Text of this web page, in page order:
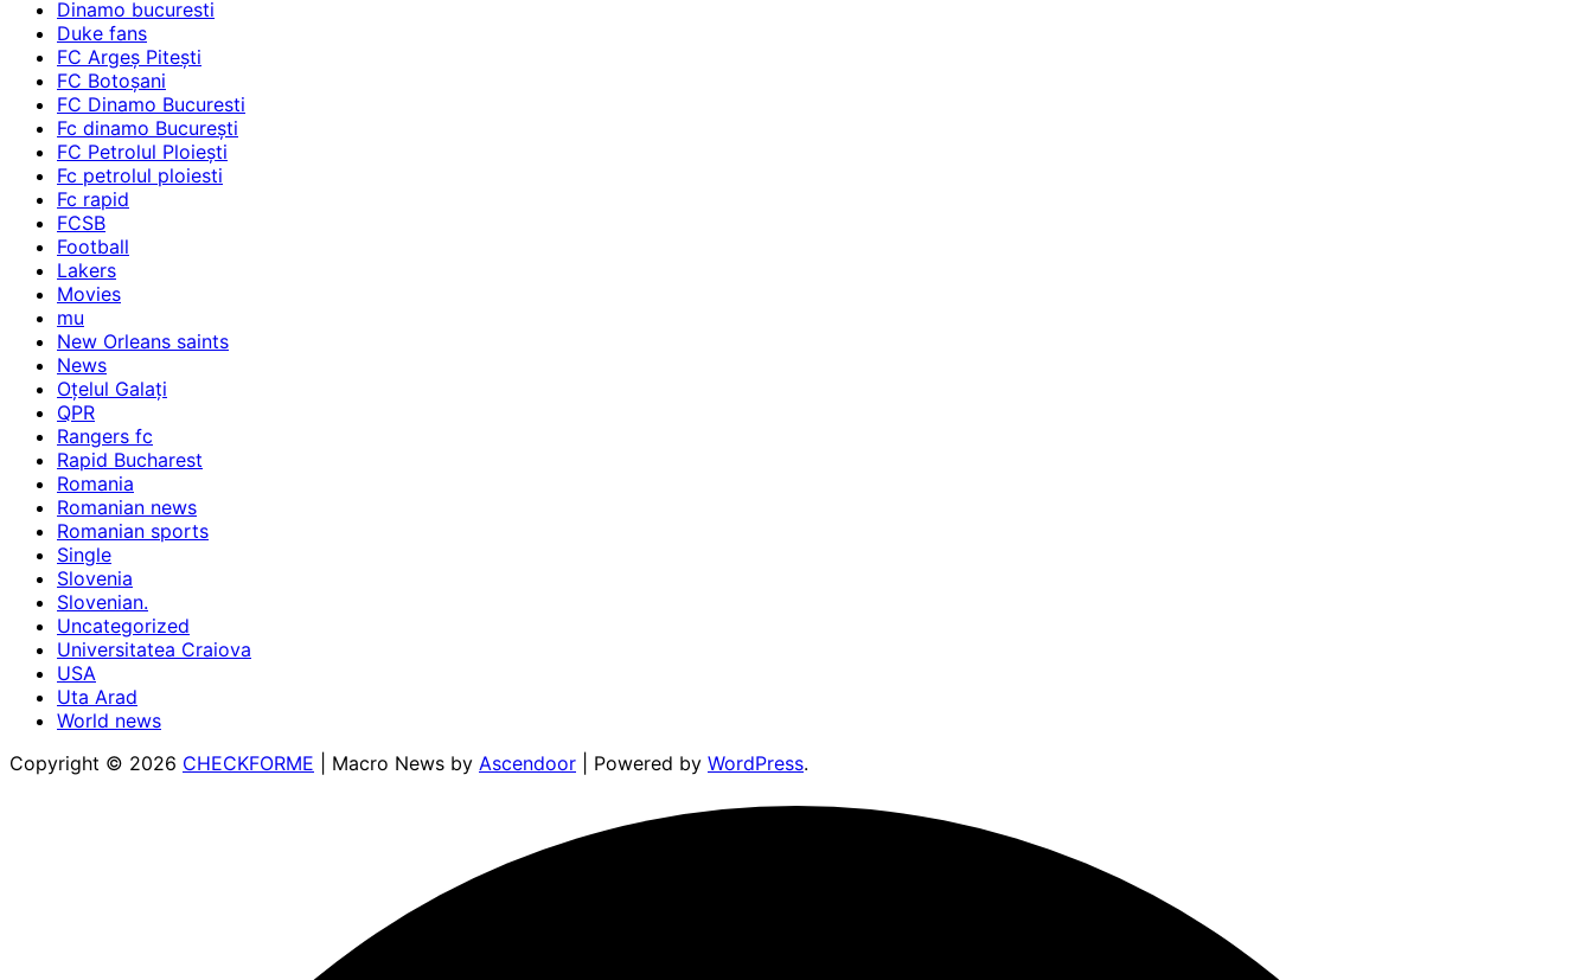
Dinamo bucuresti
Duke fans
FC Argeș Pitești
FC Botoșani
FC Dinamo Bucuresti
Fc dinamo București
FC Petrolul Ploiești
Fc petrolul ploiesti
Fc rapid
FCSB
Football
Lakers
Movies
mu
New Orleans saints
News
Oțelul Galați
QPR
Rangers fc
Rapid Bucharest
Romania
Romanian news
Romanian sports
Single
Slovenia
Slovenian.
Uncategorized
Universitatea Craiova
USA
Uta Arad
World news
Copyright © 2026 CHECKFORME | Macro News by Ascendoor | Powered by WordPress.